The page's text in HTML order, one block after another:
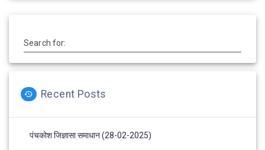
Search for:
Recent Posts
पंचकोश जिज्ञासा समाधान (28-02-2025)